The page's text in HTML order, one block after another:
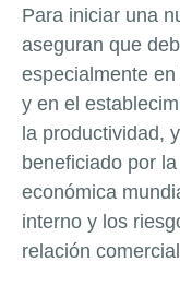
Para iniciar una
aseguran que
especialmente
y en el
la productividad,
beneficiado por
económica
interno y los
relación